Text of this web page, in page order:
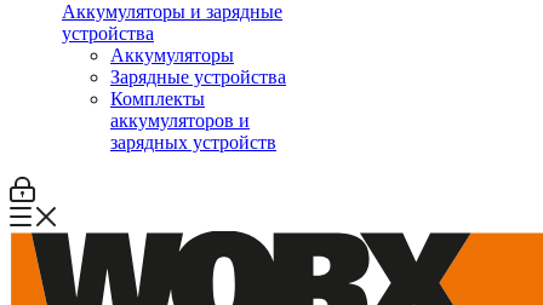
Аккумуляторы и зарядные
устройства
Аккумуляторы
Зарядные устройства
Комплекты
аккумуляторов и
зарядных устройств